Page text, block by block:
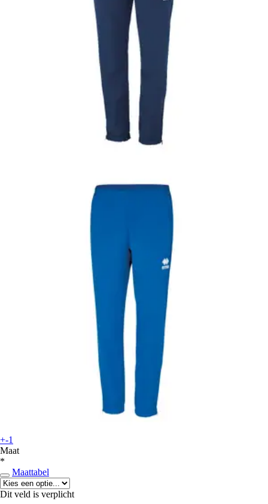
+-1
Maat
*
Maattabel
Dit veld is verplicht